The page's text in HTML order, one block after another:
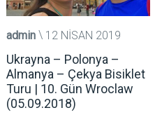
admin 12 NISAN 2019
Ukrayna – Polonya –
Almanya – Çekya Bisiklet
Turu | 10. Gün Wroclaw
(05.09.2018)